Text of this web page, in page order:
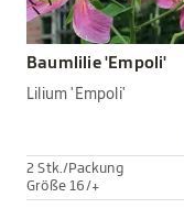
Baumlilie 'Empoli'
Lilium 'Empoli'
2 Stk./Packung
Größe 16/+